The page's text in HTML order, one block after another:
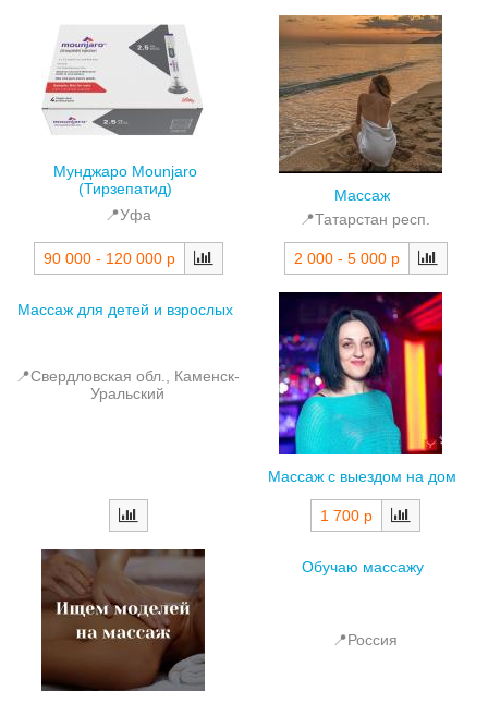
Мунджаро Mounjaro
(Тирзепатид)
📍Уфа
90 000 - 120 000 р
Массаж
📍Татарстан респ.
2 000 - 5 000 р
Массаж для детей и взрослых
📍Свердловская обл., Каменск-
Уральский
Массаж с выездом на дом
1 700 р
Обучаю массажу
📍Россия